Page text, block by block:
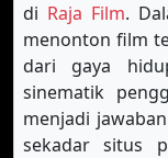
di Raja Film.
menonton film
dari gaya
sinematik
menjadi
sekadar situs